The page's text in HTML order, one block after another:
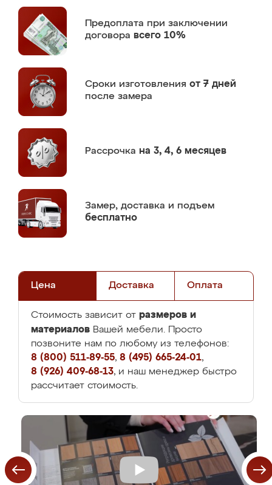
Предоплата при заключении
договора всего 10%
Сроки изготовления от 7 дней
после замера
Рассрочка на 3, 4, 6 месяцев
Замер, доставка и подъем
бесплатно
Цена Доставка Оплата
Стоимость зависит от размеров и
материалов Вашей мебели. Просто
позвоните нам по любому из телефонов:
8 (800) 511-89-55, 8 (495) 665-24-01,
8 (926) 409-68-13, и наш менеджер быстро
рассчитает стоимость.